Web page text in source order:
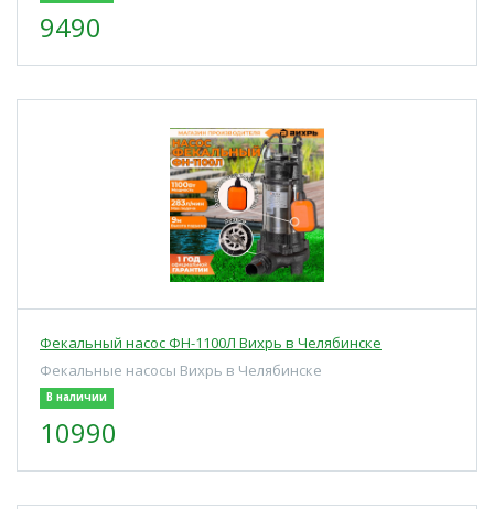
9490
Фекальный насос ФН-1100Л Вихрь в Челябинске
Фекальные насосы Вихрь в Челябинске
В наличии
10990